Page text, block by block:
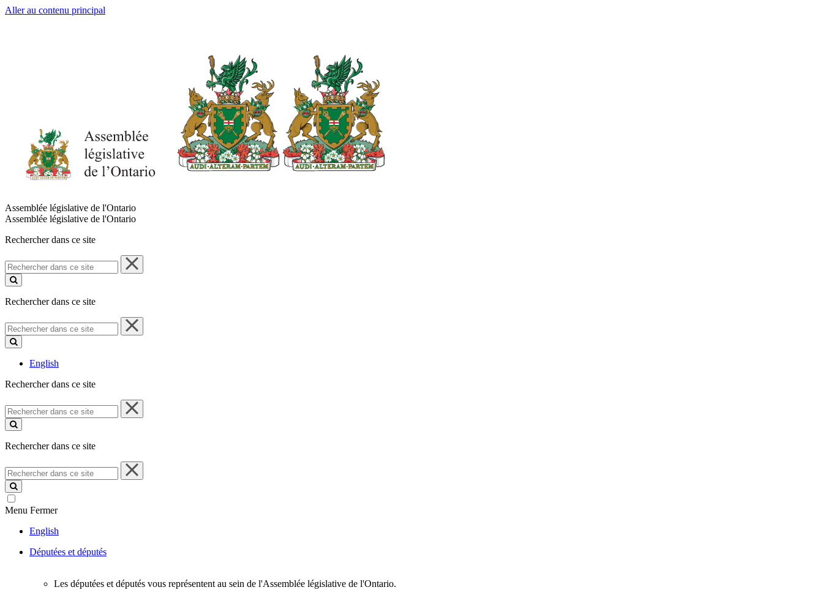
Aller au contenu principal
Assemblée législative de l'Ontario
Assemblée législative de l'Ontario
Rechercher dans ce site
Rechercher
dans
ce
Rechercher dans ce site
Rechercher
dans
ce
English
Rechercher dans ce site
Rechercher
dans
ce
Rechercher dans ce site
Rechercher
dans
ce
site
Menu Fermer
English
Députées et députés
Les députées et députés vous représentent au sein de l'Assemblée législative de l'Ontario.